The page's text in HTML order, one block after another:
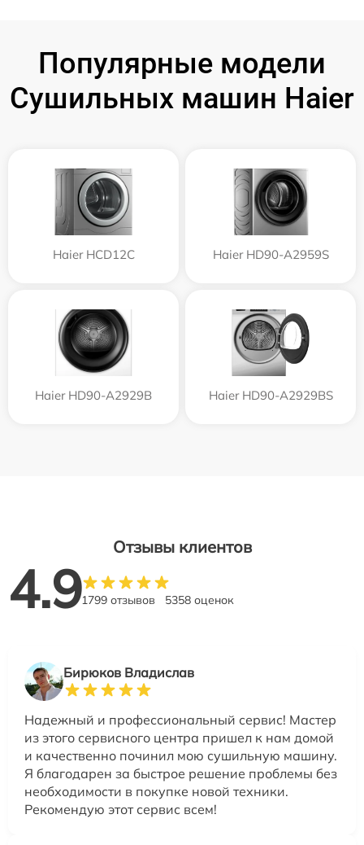
Популярные модели
Сушильных машин Haier
Haier HCD12C Haier HD90-A2959S
Haier HD90-A2929B Haier HD90-A2929BS
Отзывы клиентов
4.91799 отзывов 5358 оценок
Бирюков Владислав
Надежный и профессиональный сервис! Мастер
из этого сервисного центра пришел к нам домой
и качественно починил мою сушильную машину.
Я благодарен за быстрое решение проблемы без
необходимости в покупке новой техники.
Рекомендую этот сервис всем!